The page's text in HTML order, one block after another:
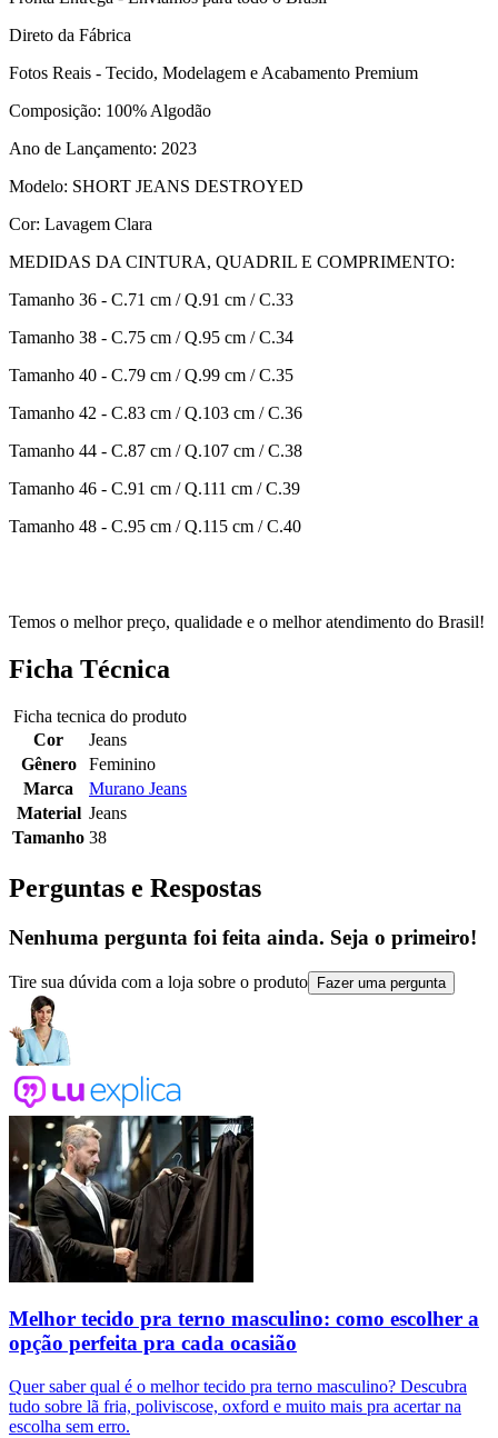
Direto da Fábrica
Fotos Reais - Tecido, Modelagem e Acabamento Premium
Composição: 100% Algodão
Ano de Lançamento: 2023
Modelo: SHORT JEANS DESTROYED
Cor: Lavagem Clara
MEDIDAS DA CINTURA, QUADRIL E COMPRIMENTO:
Tamanho 36 - C.71 cm / Q.91 cm / C.33
Tamanho 38 - C.75 cm / Q.95 cm / C.34
Tamanho 40 - C.79 cm / Q.99 cm / C.35
Tamanho 42 - C.83 cm / Q.103 cm / C.36
Tamanho 44 - C.87 cm / Q.107 cm / C.38
Tamanho 46 - C.91 cm / Q.111 cm / C.39
Tamanho 48 - C.95 cm / Q.115 cm / C.40
Temos o melhor preço, qualidade e o melhor atendimento do Brasil!
Ficha Técnica
Ficha tecnica do produto
Cor
Jeans
Gênero
Feminino
Marca
Murano Jeans
Material Jeans
Tamanho 38
Perguntas e Respostas
Nenhuma pergunta foi feita ainda. Seja o primeiro!
Tire sua dúvida com a loja sobre o produto Fazer uma pergunta
Melhor tecido pra terno masculino: como escolher a
opção perfeita pra cada ocasião
Quer saber qual é o melhor tecido pra terno masculino? Descubra
tudo sobre lã fria, poliviscose, oxford e muito mais pra acertar na
escolha sem erro.